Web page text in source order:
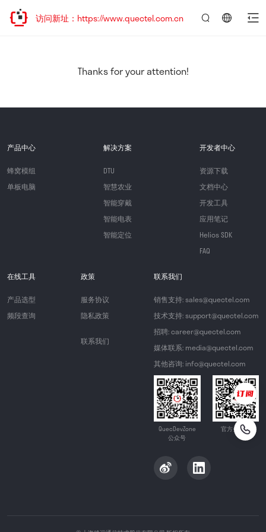
，欢迎访问新址：https://www.quectel.com.cn
Thanks for your attention!
产品中心
蜂窝模组
单板电脑
解决方案
DTU
智慧农业
智能穿戴
智能电表
智能定位
开发者中心
资源下载
文档中心
开发工具
应用笔记
Helios SDK
FAQ
在线工具
产品选型
频段查询
政策
服务协议
隐私政策
联系我们
联系我们
销售支持: sales@quectel.com
技术支持: support@quectel.com
招聘: career@quectel.com
媒体联系: media@quectel.com
其他咨询: info@quectel.com
QuecDevZone
公众号
官方公众号